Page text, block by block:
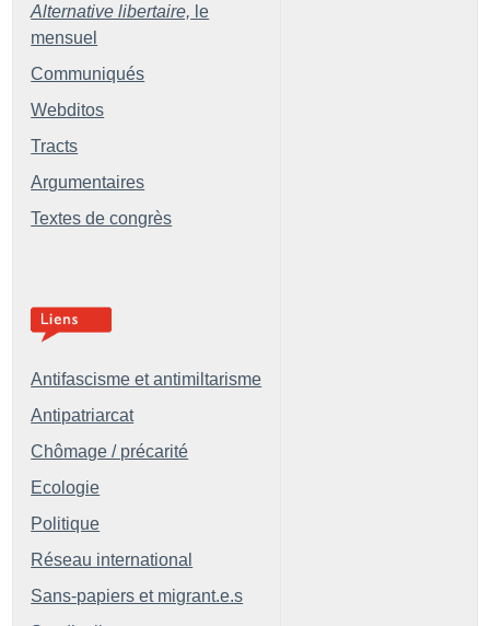
Alternative libertaire, le
mensuel
Communiqués
Webditos
Tracts
Argumentaires
Textes de congrès
Antifascisme et antimiltarisme
Antipatriarcat
Chômage / précarité
Ecologie
Politique
Réseau international
Sans-papiers et migrant.e.s